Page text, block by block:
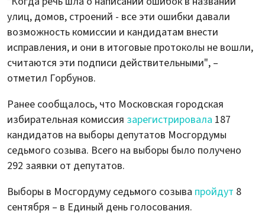
улиц, домов, строений - все эти ошибки давали
возможность комиссии и кандидатам внести
исправления, и они в итоговые протоколы не вошли,
считаются эти подписи действительными", –
отметил Горбунов.
Ранее сообщалось, что Московская городская
избирательная комиссия зарегистрировала 187
кандидатов на выборы депутатов Мосгордумы
седьмого созыва. Всего на выборы было получено
292 заявки от депутатов.
Выборы в Мосгордуму седьмого созыва пройдут 8
сентября – в Единый день голосования.